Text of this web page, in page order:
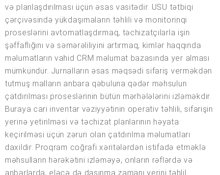
və planlaşdırılması üçün əsas vasitədir. USU tətbiqi
çərçivəsində yükdaşımaların təhlili və monitorinqi
proseslərini avtomatlaşdırmaq, təchizatçılarla işin
şəffaflığını və səmərəliliyini artırmaq, kimlər haqqında
məlumatların vahid CRM məlumat bazasında yer alması
mümkündür. Jurnalların əsas məqsədi sifariş verməkdən
tutmuş malların anbara qəbuluna qədər məhsulun
çatdırılması proseslərinin bütün mərhələlərini izləməkdir.
Buraya cari inventar vəziyyətinin operativ təhlili, sifarişin
yerinə yetirilməsi və təchizat planlarının həyata
keçirilməsi üçün zəruri olan çatdırılma məlumatları
daxildir. Proqram coğrafi xəritələrdən istifadə etməklə
məhsulların hərəkətini izləməyə, onların rəflərdə və
anbarlarda, eləcə də daşınma zamanı yerini təhlil